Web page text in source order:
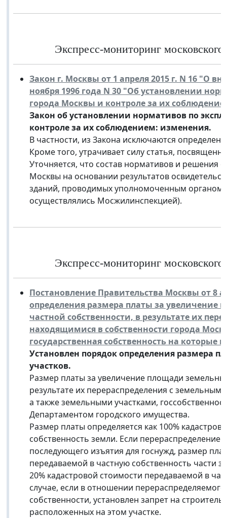
Экспресс-мониторинг московского
Закон г. Москвы от 1 апреля 2015 г. N 16 "О
ноября 1996 года N 30 "Об установлении
города Москвы и контроле за их
Закон об установлении нормативов по
контроле за их соблюдением: изменения.
В частности, из Закона исключаются
Кроме того, утрачивает силу статья,
Уточняется, что состав нормативов и
Москвы на основании результатов
зданий, проводимых уполномоченным органом
осуществлялись Мосжилинспекцией).
Экспресс-мониторинг московского
Постановление Правительства Москвы от 8
определения размера платы за увеличение
частной собственности, в результате их
находящимися в собственности города
государственная собственность на которые
Установлен порядок определения размера
участков.
Размер платы за увеличение площади
результате их перераспределения с
а также земельными участками,
Департаментом городского имущества.
Размер платы определяется как 100%
собственность земли. Если перераспределение
последующего изъятия для госнужд, размер
передаваемой в частную собственность части
20% кадастровой стоимости передаваемой в
случае, если в отношении
собственности, установлен запрет на
расположенных на этом участке.